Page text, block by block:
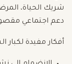
شريك الحياة،
دعم اجتماعي
أفكار مفيدة لكبار